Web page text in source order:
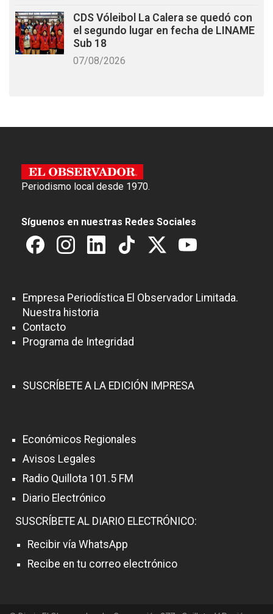
CDS Vóleibol La Calera se quedó con
el segundo lugar en fecha de LINAME
Sub 18
07/08/2026
Periodismo local desde 1970.
Síguenos en nuestras Redes Sociales
Empresa Periodística El Observador Limitada.
Nuestra historia
Contacto
Programa de Integridad
SUSCRÍBETE A LA EDICIÓN IMPRESA
Económicos Regionales
Avisos Legales
Radio Quillota 101.5 FM
Diario Electrónico
SUSCRÍBETE AL DIARIO ELECTRÓNICO:
Recibir vía WhatsApp
Recibe en tu correo electrónico